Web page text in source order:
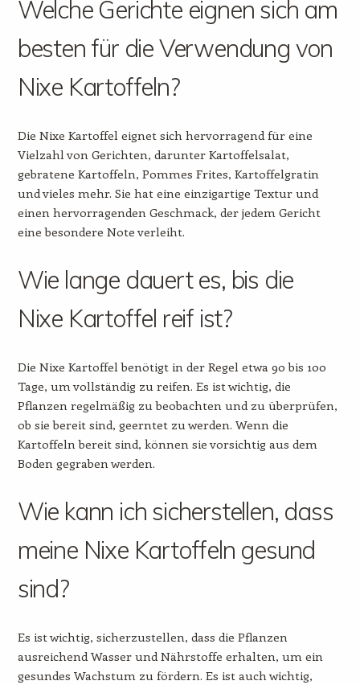
Welche Gerichte eignen sich am
besten für die Verwendung von
Nixe Kartoffeln?
Die Nixe Kartoffel eignet sich hervorragend für eine
Vielzahl von Gerichten, darunter Kartoffelsalat,
gebratene Kartoffeln, Pommes Frites, Kartoffelgratin
und vieles mehr. Sie hat eine einzigartige Textur und
einen hervorragenden Geschmack, der jedem Gericht
eine besondere Note verleiht.
Wie lange dauert es, bis die
Nixe Kartoffel reif ist?
Die Nixe Kartoffel benötigt in der Regel etwa 90 bis 100
Tage, um vollständig zu reifen. Es ist wichtig, die
Pflanzen regelmäßig zu beobachten und zu überprüfen,
ob sie bereit sind, geerntet zu werden. Wenn die
Kartoffeln bereit sind, können sie vorsichtig aus dem
Boden gegraben werden.
Wie kann ich sicherstellen, dass
meine Nixe Kartoffeln gesund
sind?
Es ist wichtig, sicherzustellen, dass die Pflanzen
ausreichend Wasser und Nährstoffe erhalten, um ein
gesundes Wachstum zu fördern. Es ist auch wichtig,